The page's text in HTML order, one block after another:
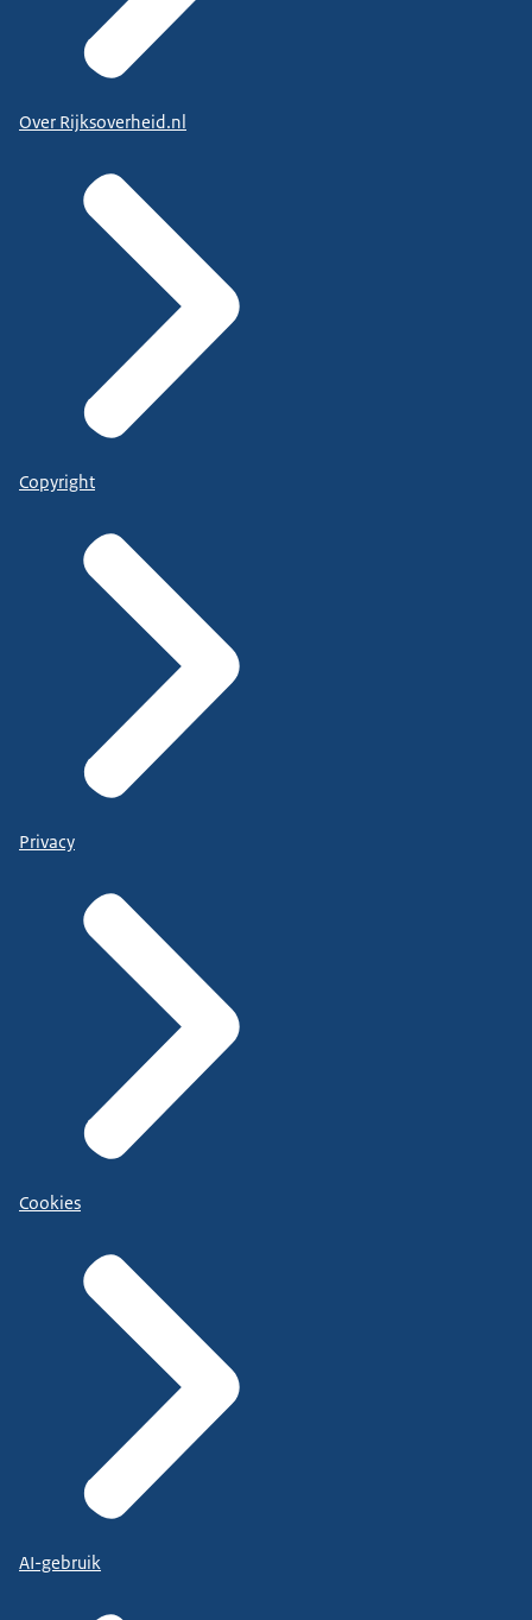
Over Rijksoverheid.nl
Copyright
Privacy
Cookies
AI-gebruik